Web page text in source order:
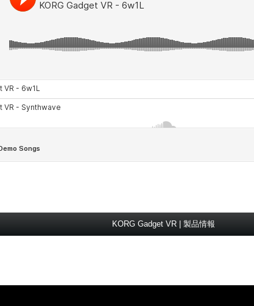
KORG Gadget VR | 製品情報